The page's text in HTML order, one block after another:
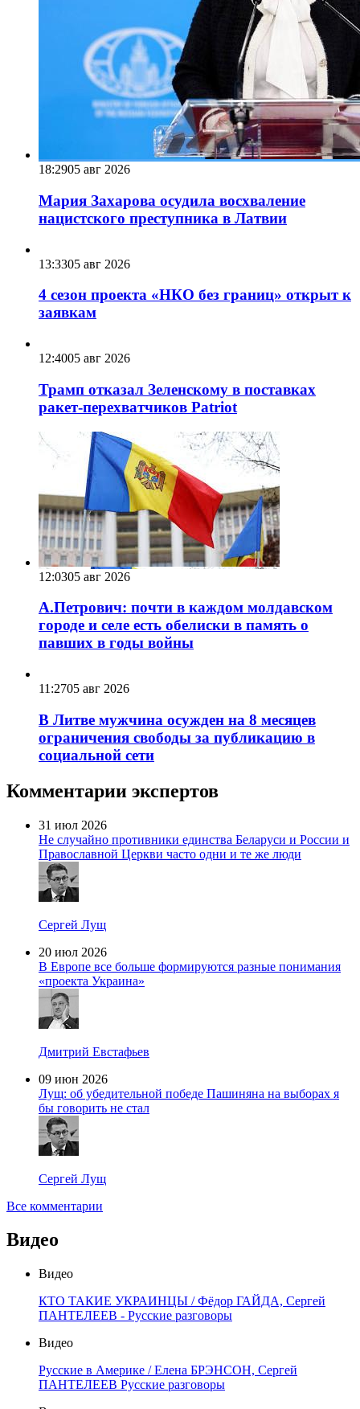
18:2905 авг 2026
Мария Захарова осудила восхваление
нацистского преступника в Латвии
13:3305 авг 2026
4 сезон проекта «НКО без границ» открыт к
заявкам
12:4005 авг 2026
Трамп отказал Зеленскому в поставках
ракет-перехватчиков Patriot
12:0305 авг 2026
А.Петрович: почти в каждом молдавском
городе и селе есть обелиски в память о
павших в годы войны
11:2705 авг 2026
В Литве мужчина осужден на 8 месяцев
ограничения свободы за публикацию в
социальной сети
Комментарии экспертов
31 июл 2026
Не случайно противники единства Беларуси и России и
Православной Церкви часто одни и те же люди
Сергей Лущ
20 июл 2026
В Европе все больше формируются разные понимания
«проекта Украина»
Дмитрий Евстафьев
09 июн 2026
Лущ: об убедительной победе Пашиняна на выборах я
бы говорить не стал
Сергей Лущ
Все комментарии
Видео
Видео
КТО ТАКИЕ УКРАИНЦЫ / Фёдор ГАЙДА, Сергей
ПАНТЕЛЕЕВ - Русские разговоры
Видео
Русские в Америке / Елена БРЭНСОН, Сергей
ПАНТЕЛЕЕВ Русские разговоры